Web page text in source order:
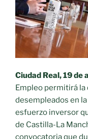
Ciudad Real, 19 de
Empleo permitirá
desempleados en
esfuerzo inversor
de Castilla-La
convocatoria que